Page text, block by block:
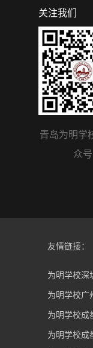
关注我们
青岛为明学
众号
友情链接：
为明学校深
为明学校广
为明学校成
为明学校成